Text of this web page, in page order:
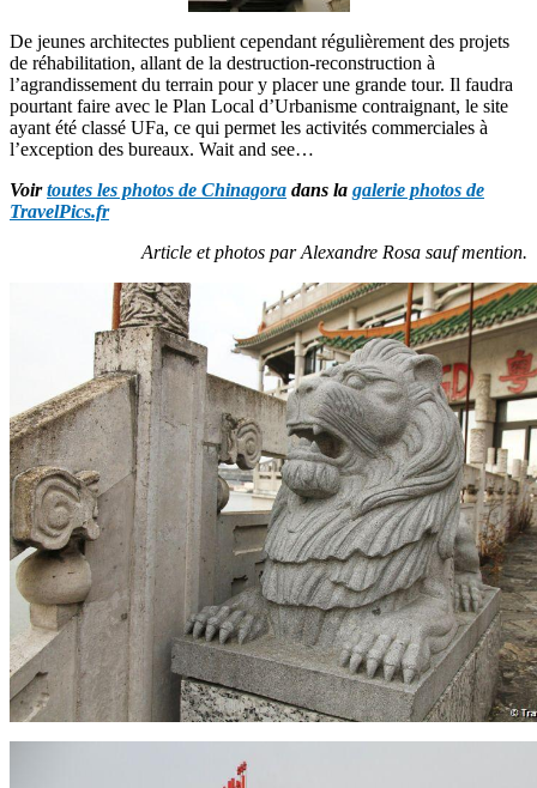
De jeunes architectes publient cependant régulièrement des projets
de réhabilitation, allant de la destruction-reconstruction à
l’agrandissement du terrain pour y placer une grande tour. Il faudra
pourtant faire avec le Plan Local d’Urbanisme contraignant, le site
ayant été classé UFa, ce qui permet les activités commerciales à
l’exception des bureaux. Wait and see…
Voirtoutes les photos de Chinagora dans la galerie photos de
TravelPics.fr
Article et photos par Alexandre Rosa sauf mention.